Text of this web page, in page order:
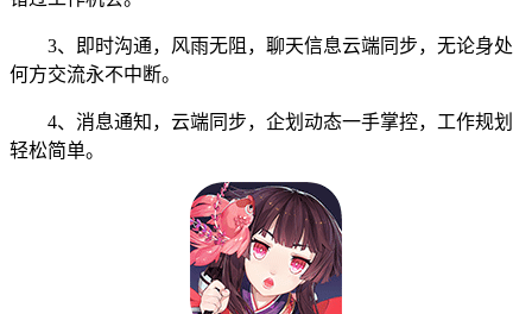
3、即时沟通，风雨无阻，聊天信息云端同步，无论身处
何方交流永不中断。
4、消息通知，云端同步，企划动态一手掌控，工作规划
轻松简单。